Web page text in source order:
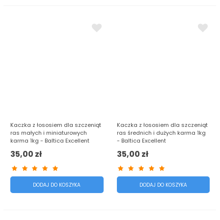
Kaczka z łososiem dla szczeniąt
ras małych i miniaturowych
karma 1kg - Baltica Excellent
35,00 zł
DODAJ DO KOSZYKA
Kaczka z łososiem dla szczeniąt
ras średnich i dużych karma 1kg
- Baltica Excellent
35,00 zł
DODAJ DO KOSZYKA